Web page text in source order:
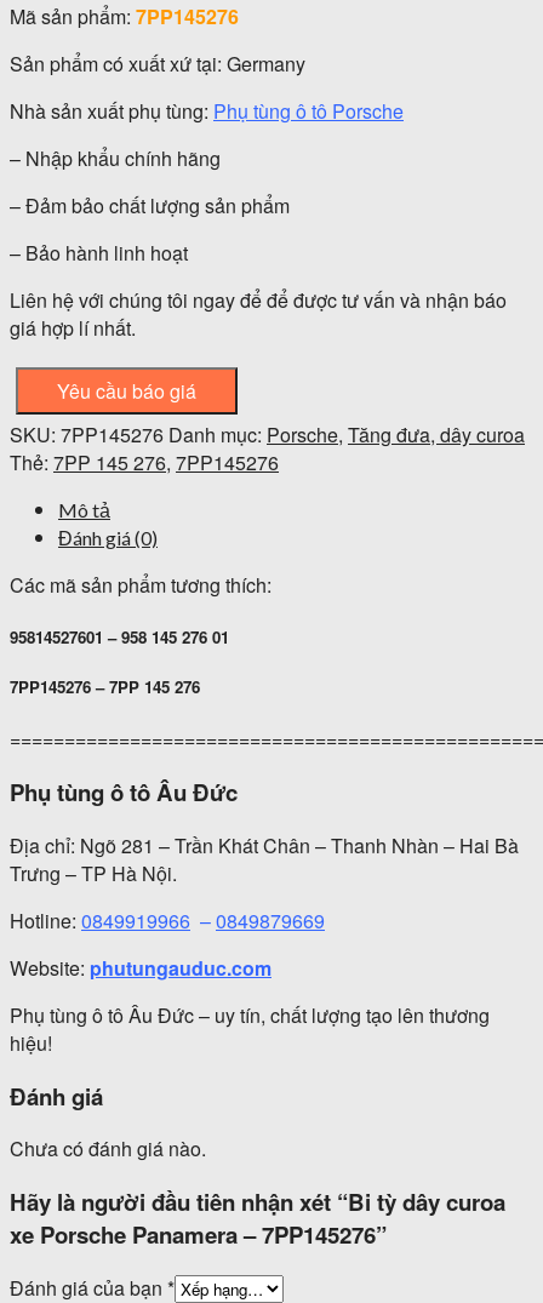
Mã sản phẩm: 7PP145276
Sản phẩm có xuất xứ tại: Germany
Nhà sản xuất phụ tùng: Phụ tùng ô tô Porsche
– Nhập khẩu chính hãng
– Đảm bảo chất lượng sản phẩm
– Bảo hành linh hoạt
Liên hệ với chúng tôi ngay để để được tư vấn và nhận báo
giá hợp lí nhất.
Yêu cầu báo giá
SKU: 7PP145276 Danh mục: Porsche, Tăng đưa, dây curoa
Thẻ: 7PP 145 276, 7PP145276
Mô tả
Đánh giá (0)
Các mã sản phẩm tương thích:
95814527601 – 958 145 276 01
7PP145276 – 7PP 145 276
Phụ tùng ô tô Âu Đức
Địa chỉ: Ngõ 281 – Trần Khát Chân – Thanh Nhàn – Hai Bà
Trưng – TP Hà Nội.
Hotline: 0849919966 –0849879669
Website: phutungauduc.com
Phụ tùng ô tô Âu Đức – uy tín, chất lượng tạo lên thương
hiệu!
Đánh giá
Chưa có đánh giá nào.
Hãy là người đầu tiên nhận xét “Bi tỳ dây curoa
xe Porsche Panamera – 7PP145276”
Đánh giá của bạn *